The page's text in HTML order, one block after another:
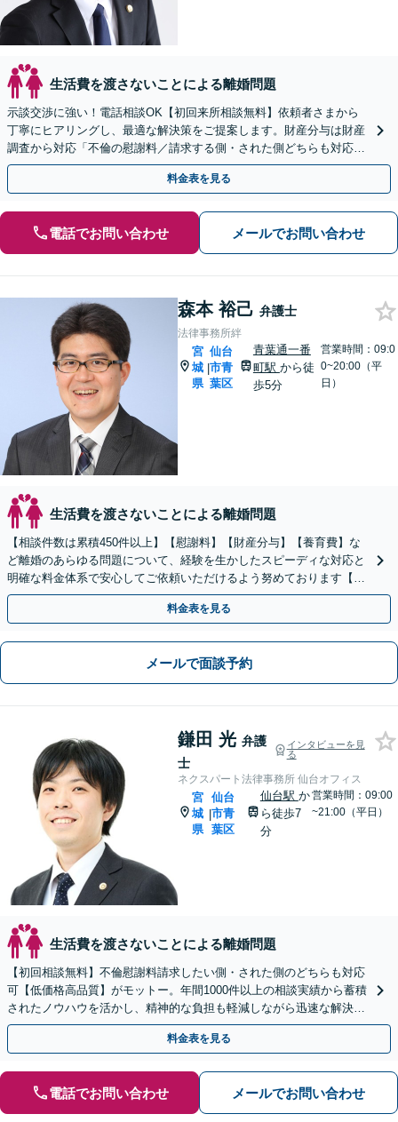
生活費を渡さないことによる離婚問題
示談交渉に強い！電話相談OK【初回来所相談無料】依頼者さまから
丁寧にヒアリングし、最適な解決策をご提案します。財産分与は財産
調査から対応「不倫の慰謝料／請求する側・された側どちらも対応
可」【休日・夜間相談可】【完全個室】【子連れ相談可】
料金表を見る
電話でお問い合わせ メールでお問い合わせ
森本 裕己 弁護士
法律事務所絆
宮
城
県
|
仙台
市青
葉区
青葉通一番
町駅 から徒
歩5分
営業時間：09:0
0~20:00（平
日）
生活費を渡さないことによる離婚問題
【相談件数は累積450件以上】【慰謝料】【財産分与】【養育費】な
ど離婚のあらゆる問題について、経験を生かしたスピーディな対応と
明確な料金体系で安心してご依頼いただけるよう努めております【弁
護士経験15年以上】
料金表を見る
メールで面談予約
鎌田 光 弁護
士
インタビューを見
る
ネクスパート法律事務所 仙台オフィス
宮
城
県
|
仙台
市青
葉区
仙台駅 か
ら徒歩7
分
営業時間：09:00
~21:00（平日）
生活費を渡さないことによる離婚問題
【初回相談無料】不倫慰謝料請求したい側・された側のどちらも対応
可【低価格高品質】がモットー。年間1000件以上の相談実績から蓄積
されたノウハウを活かし、精神的な負担も軽減しながら迅速な解決を
目指します。【休日・夜間相談あり】【ビデオ面談可】
料金表を見る
電話でお問い合わせ メールでお問い合わせ